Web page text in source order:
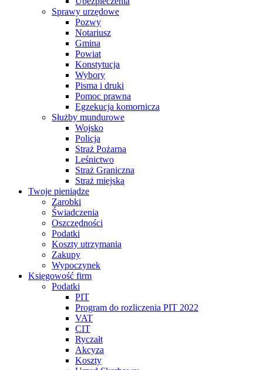
Sprawy urzędowe
Pozwy
Notariusz
Gmina
Powiat
Konstytucja
Wybory
Pisma i druki
Pomoc prawna
Egzekucja komornicza
Służby mundurowe
Wojsko
Policja
Straż Pożarna
Leśnictwo
Straż Graniczna
Straż miejska
Twoje pieniądze
Zarobki
Świadczenia
Oszczędności
Podatki
Koszty utrzymania
Zakupy
Wypoczynek
Księgowość firm
Podatki
PIT
Program do rozliczenia PIT 2022
VAT
CIT
Ryczałt
Akcyza
Koszty